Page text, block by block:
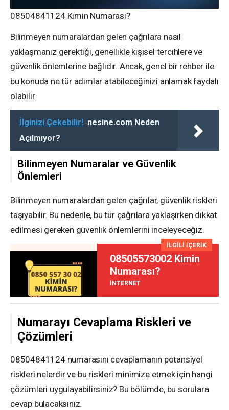
08504841124 Kimin Numarası?
Bilinmeyen numaralardan gelen çağrılara nasıl
yaklaşmanız gerektiği, genellikle kişisel tercihlere ve
güvenlik önlemlerine bağlıdır. Ancak, genel bir rehber ile
bu konuda ne tür adımlar atabileceğinizi anlamak faydalı
olabilir.
İlginizi Çekebilir! nesine.com Neden
Açılmıyor?
Bilinmeyen Numaralar ve Güvenlik
Önlemleri
Bilinmeyen numaralardan gelen çağrılar, güvenlik riskleri
taşıyabilir. Bu nedenle, bu tür çağrılara yaklaşırken dikkat
edilmesi gereken güvenlik önlemlerini inceleyeceğiz.
İLGİLİ İÇERİK
08505573002 Kimin
Numarası?
İNTERNET
Numarayı Cevaplama Riskleri ve
Çözümleri
08504841124 numarasını cevaplamanın potansiyel
riskleri nelerdir ve bu riskleri minimize etmek için hangi
çözümleri uygulayabilirsiniz? Bu bölümde, bu sorulara
cevap bulacaksınız.